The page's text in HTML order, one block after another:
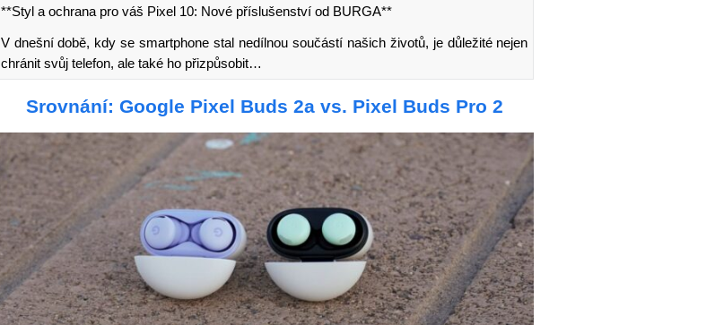
**Styl a ochrana pro váš Pixel 10: Nové příslušenství od BURGA**
V dnešní době, kdy se smartphone stal nedílnou součástí našich životů, je důležité nejen
chránit svůj telefon, ale také ho přizpůsobit…
Srovnání: Google Pixel Buds 2a vs. Pixel Buds Pro 2